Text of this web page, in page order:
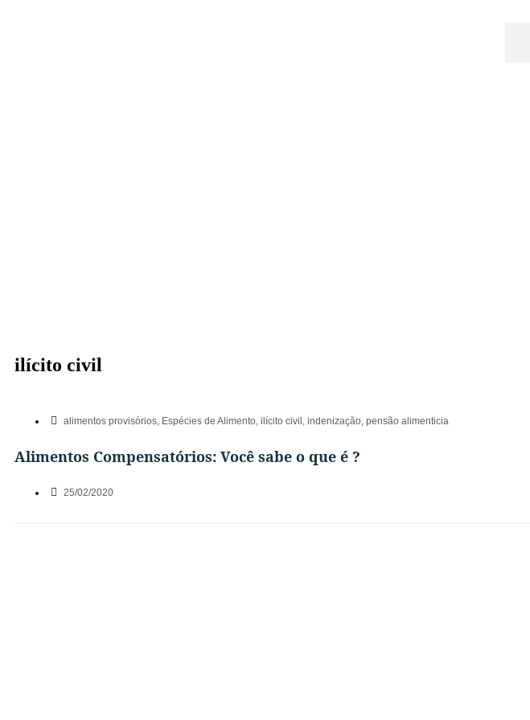
ilícito civil
alimentos provisórios, Espécies de Alimento, ilícito civil indenização, pensão alimenticia
Alimentos Compensatórios: Você sabe o que é ?
25/02/2020